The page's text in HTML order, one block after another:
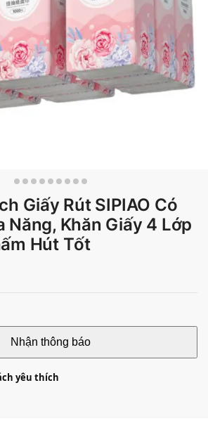
Giấy Rút SIPIAO Có
Năng, Khăn Giấy 4 Lớp
Hút Tốt
yêu thích